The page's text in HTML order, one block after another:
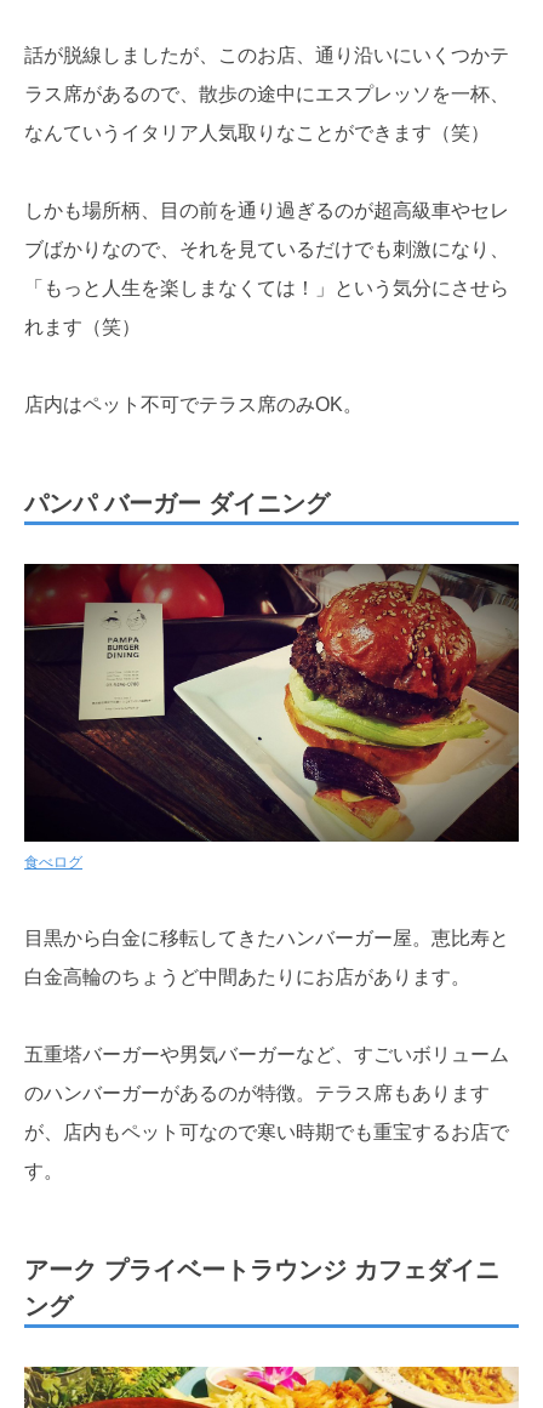
話が脱線しましたが、このお店、通り沿いにいくつかテ
ラス席があるので、散歩の途中にエスプレッソを一杯、
なんていうイタリア人気取りなことができます（笑）
しかも場所柄、目の前を通り過ぎるのが超高級車やセレ
ブばかりなので、それを見ているだけでも刺激になり、
「もっと人生を楽しまなくては！」という気分にさせら
れます（笑）
店内はペット不可でテラス席のみOK。
パンパ バーガー ダイニング
食べログ
目黒から白金に移転してきたハンバーガー屋。恵比寿と
白金高輪のちょうど中間あたりにお店があります。
五重塔バーガーや男気バーガーなど、すごいボリューム
のハンバーガーがあるのが特徴。テラス席もあります
が、店内もペット可なので寒い時期でも重宝するお店で
す。
アーク プライベートラウンジ カフェダイニ
ング